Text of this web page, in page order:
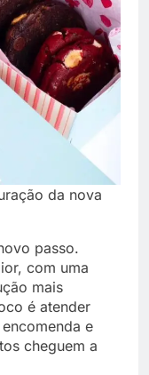
da nova
passo.
com uma
mais
é atender
e
cheguem a